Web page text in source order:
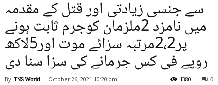
سے جنسی زیادتی اور قتل کے مقدمہ
میں نامزد 2ملزمان کوجرم ثابت ہونے
پر2،2مرتبہ سزائے موت اور5لاکھ
روپے فی کس جرمانے کی سزا سنا دی
By TNS World - October 26, 2021 10:20 pm 0
1380